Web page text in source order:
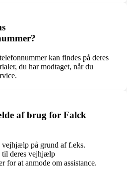
kan findes på deres
du har modtaget, når du
af brug for Falck
på grund af f.eks.
til deres vejhjælp
for at anmode om assistance.